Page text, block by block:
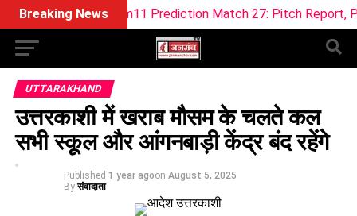
Breaking News
vs WEF Dream11 Prediction Match 27: Pitch Report, Playing
UTTARAKHAND
उत्तरकाशी में खराब मौसम के चलते कल
सभी स्कूल और आंगनबाड़ी केंद्र बंद रहेंगे
Published 1 year agoon August 5, 2025
By संवादाता